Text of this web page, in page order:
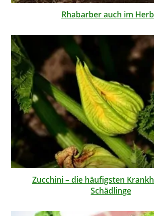
Rhabarber auch im
Zucchini – die häufigsten
Schädlinge